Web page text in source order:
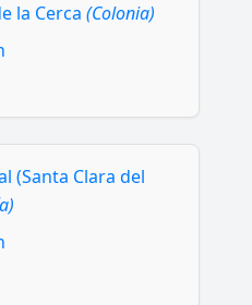
la Cerca (Colonia)
(Santa Clara del